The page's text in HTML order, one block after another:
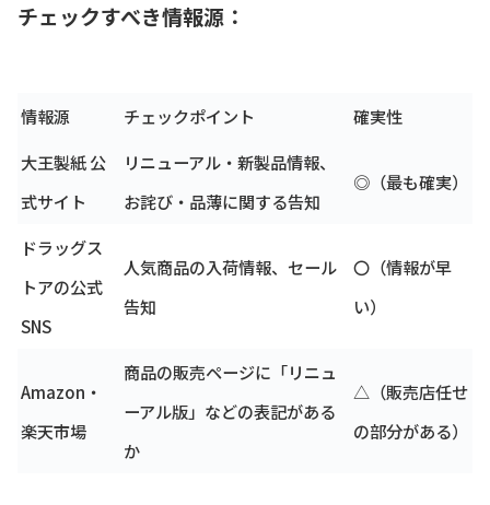
チェックすべき情報源：
情報源 チェックポイント
確実性
大王製紙 公
式サイト
リニューアル・新製品情報、
お詫び・品薄に関する告知
◎（最も確実）
ドラッグス
トアの公式
SNS
人気商品の入荷情報、セール
告知
〇（情報が早
い）
Amazon・
楽天市場
商品の販売ページに「リニュ
ーアル版」などの表記がある
か
△（販売店任せ
の部分がある）